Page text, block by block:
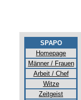
SPAPO
Homepage
Männer / Frauen
Arbeit / Chef
Witze
Zeitgeist